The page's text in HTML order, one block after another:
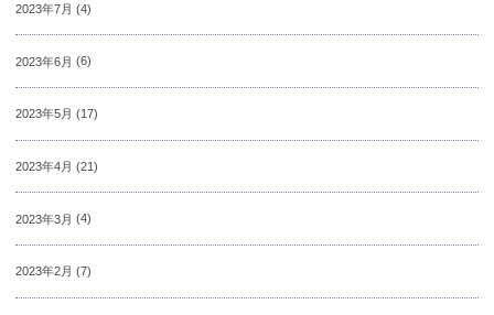
2023年7月 (4)
2023年6月 (6)
2023年5月 (17)
2023年4月 (21)
2023年3月 (4)
2023年2月 (7)